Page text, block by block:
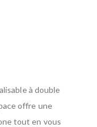
à double
offre une
tout en vous